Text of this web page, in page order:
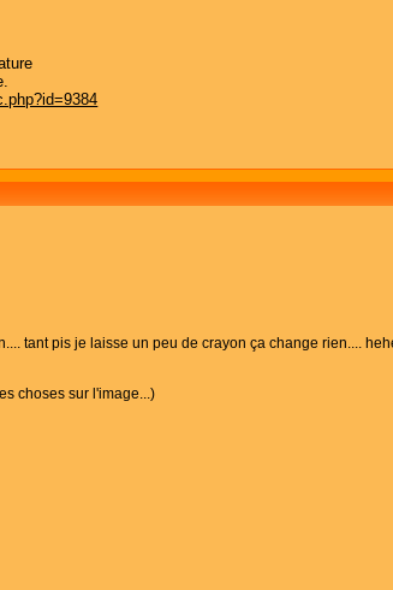
tant pis je laisse un peu de crayon ça change rien....
choses sur l'image...)